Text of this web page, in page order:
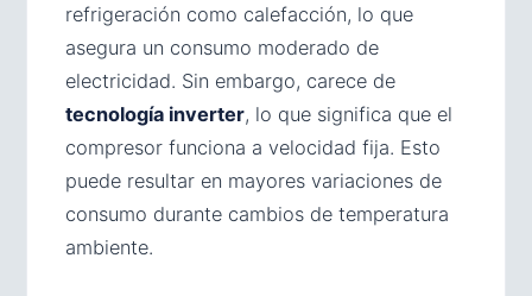
refrigeración como calefacción, lo que
asegura un consumo moderado de
electricidad. Sin embargo, carece de
tecnología inverter, lo que significa que el
compresor funciona a velocidad fija. Esto
puede resultar en mayores variaciones de
consumo durante cambios de temperatura
ambiente.